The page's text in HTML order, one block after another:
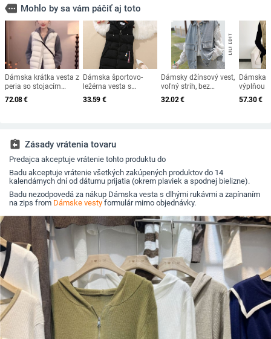
more Mohlo by sa vám páčiť aj toto
Dámska krátka vesta z
peria so stojacím
golierom, univerzálny
vonkajší odev na
72.08€
Dámska športovo-
ležérna vesta s
kapucňou a vreckami
33.59 €
Dámsky džínsový vest,
voľný strih, bez
rukávov, korejský štýl
BF, bavlna-denim
32.02€
Dámska
výplňou
downu,
zips,
57.30€
assignment_return Zásady vrátenia tovaru
Predajca akceptuje vrátenie tohto produktu do
Badu akceptuje vrátenie všetkých zakúpených produktov do 14
kalendárnych dní od dátumu prijatia (okrem plaviek a spodnej bielizne).
Badu nezodpovedá za nákup Dámska vesta s dlhými rukávmi a zapínaním
na zips from Dámske vesty formulár mimo objednávky.